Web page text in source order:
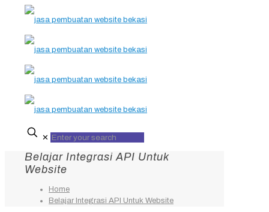
✕
Belajar Integrasi API Untuk
Website
Home
Belajar Integrasi API Untuk Website